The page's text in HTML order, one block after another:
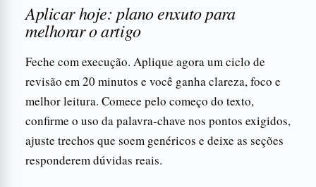
Aplicar hoje: plano enxuto para
melhorar o artigo
Feche com execução. Aplique agora um ciclo de
revisão em 20 minutos e você ganha clareza, foco e
melhor leitura. Comece pelo começo do texto,
confirme o uso da palavra-chave nos pontos exigidos,
ajuste trechos que soem genéricos e deixe as seções
responderem dúvidas reais.